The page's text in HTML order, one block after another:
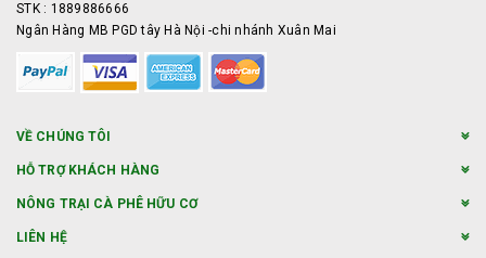
STK : 1889886666
Ngân Hàng MB PGD tây Hà Nội -chi nhánh Xuân Mai
VỀ CHÚNG TÔI
HỖ TRỢ KHÁCH HÀNG
NÔNG TRẠI CÀ PHÊ HỮU CƠ
LIÊN HỆ